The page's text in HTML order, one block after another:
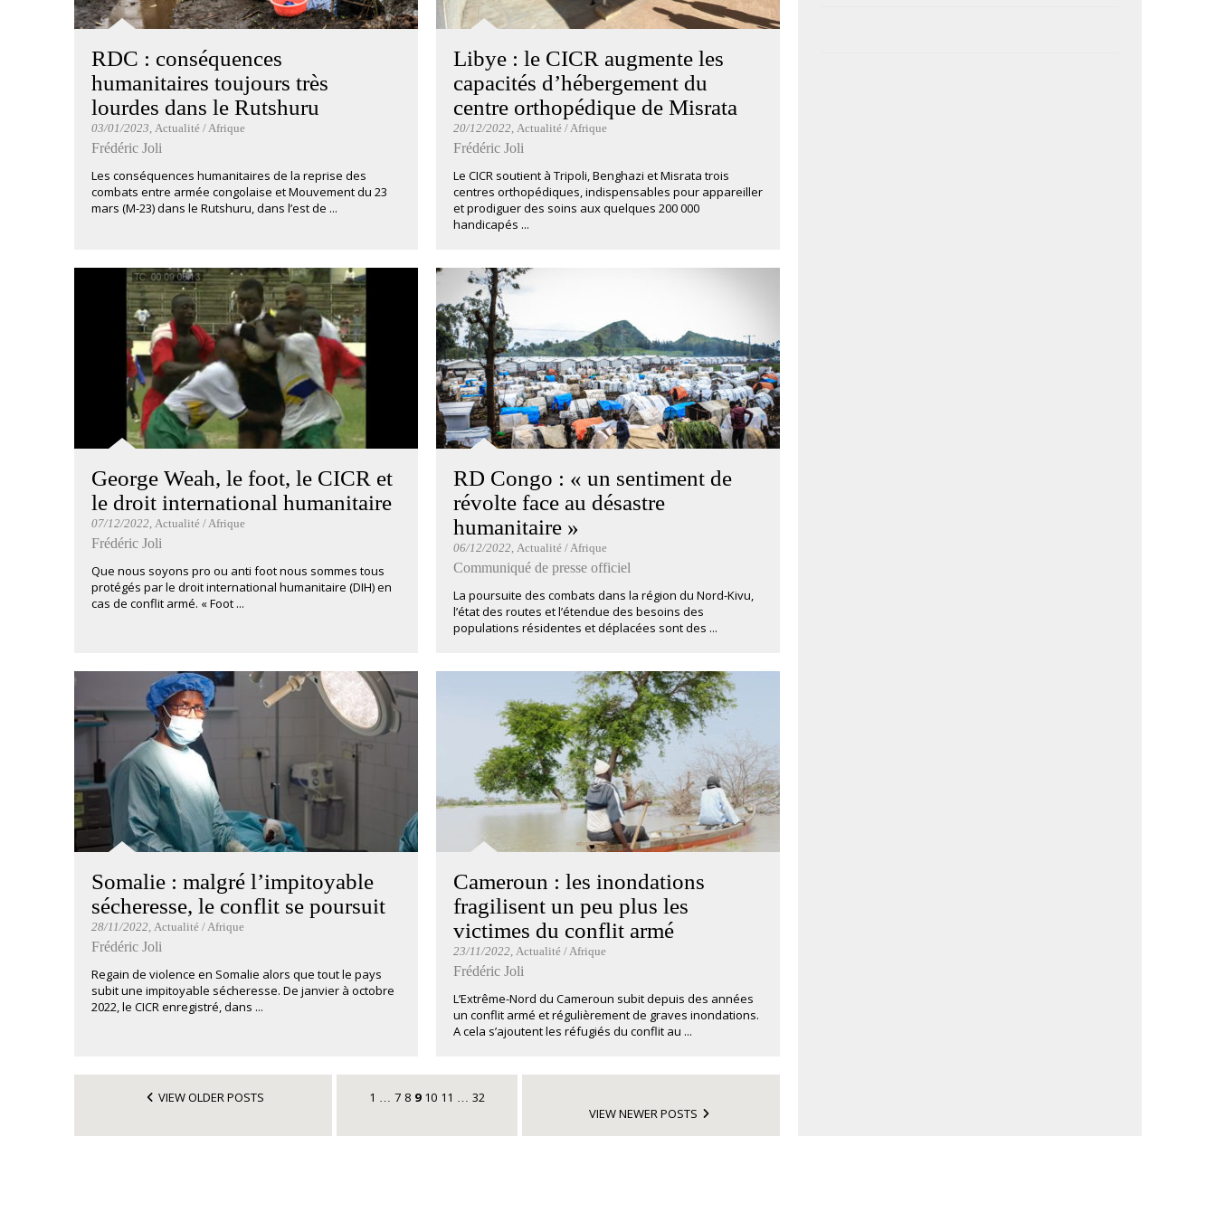
RDC : conséquences
humanitaires toujours très
lourdes dans le Rutshuru
03/01/2023, Actualité / Afrique
Frédéric Joli
Les conséquences humanitaires de la reprise des
combats entre armée congolaise et Mouvement du 23
mars (M-23) dans le Rutshuru, dans l’est de ...
Libye : le CICR augmente les
capacités d’hébergement du
centre orthopédique de Misrata
20/12/2022, Actualité / Afrique
Frédéric Joli
Le CICR soutient à Tripoli, Benghazi et Misrata trois
centres orthopédiques, indispensables pour appareiller
et prodiguer des soins aux quelques 200 000
handicapés ...
George Weah, le foot, le CICR et
le droit international humanitaire
07/12/2022, Actualité / Afrique
Frédéric Joli
Que nous soyons pro ou anti foot nous sommes tous
protégés par le droit international humanitaire (DIH) en
cas de conflit armé. « Foot ...
RD Congo : « un sentiment de
révolte face au désastre
humanitaire »
06/12/2022, Actualité / Afrique
Communiqué de presse officiel
La poursuite des combats dans la région du Nord-Kivu,
l’état des routes et l’étendue des besoins des
populations résidentes et déplacées sont des ...
Somalie : malgré l’impitoyable
sécheresse, le conflit se poursuit
28/11/2022, Actualité / Afrique
Frédéric Joli
Regain de violence en Somalie alors que tout le pays
subit une impitoyable sécheresse. De janvier à octobre
2022, le CICR enregistré, dans ...
Cameroun : les inondations
fragilisent un peu plus les
victimes du conflit armé
23/11/2022, Actualité / Afrique
Frédéric Joli
L’Extrême-Nord du Cameroun subit depuis des années
un conflit armé et régulièrement de graves inondations.
A cela s’ajoutent les réfugiés du conflit au ...
VIEW OLDER POSTS 1 … 7 8 9 10 11 … 32
VIEW NEWER POSTS